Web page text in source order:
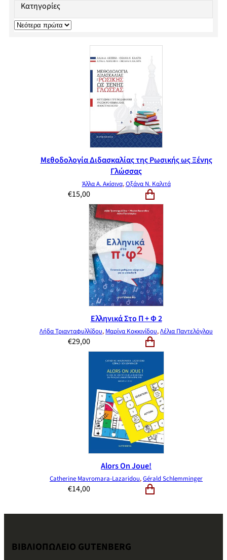
Κατηγορίες
Μεθοδολογία Διδασκαλίας της Ρωσικής ως Ξένης
Γλώσσας
Άλλα Α. Ακίσινα,Οξάνα Ν. Καλιτά
€15,00
Ελληνικά Στο Π + Φ 2
Λήδα Τριανταφυλλίδου, Μαρίνα Κοκκινίδου,Λέλια Παντελόγλου
€29,00
Alors On Joue!
Catherine Mavromara-Lazaridou,Gérald Schlemminger
€14,00
ΒΙΒΛΙΟΠΩΛΕΙΟ GUTENBERG